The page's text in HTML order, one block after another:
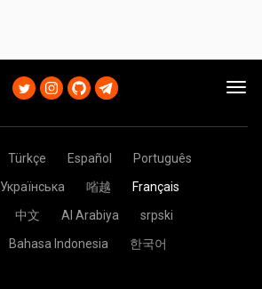
Türkçe Español
Português
Українська 㗂越
Français
中文 Al Arabiya
srpski
Bahasa Indonesia
한국어